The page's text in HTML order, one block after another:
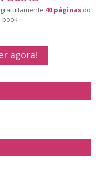
40 páginas do
book
agora!